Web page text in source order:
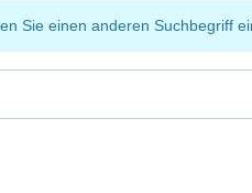
Sie einen anderen Suchbegriff